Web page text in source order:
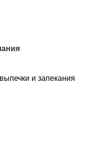
и запекания